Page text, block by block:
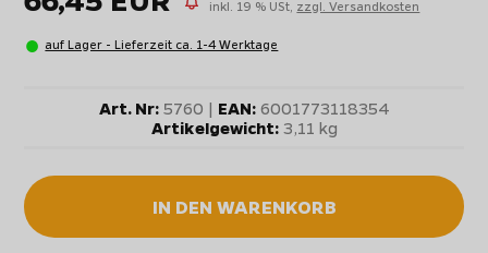
inkl. 19 % USt, zzgl. Versandkosten
auf Lager - Lieferzeit ca. 1-4 Werktage
Art. Nr:5760 | EAN:6001773118354
Artikelgewicht:3,11 kg
IN DEN WARENKORB